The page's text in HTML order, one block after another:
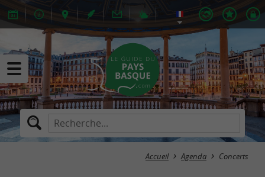
Accueil Agenda Concerts